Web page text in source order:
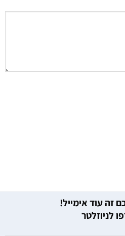
זה עוד אימייל!
לניוזלטר